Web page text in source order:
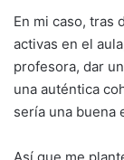
En mi caso, tras
activas en el
profesora, dar
una auténtica
sería una buena
Así que me